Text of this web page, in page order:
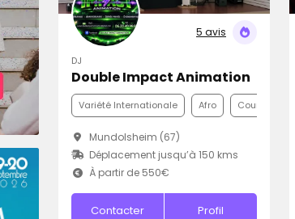
5 avis
DJ
Double Impact Animation
Variété Internationale Afro Country
Mundolsheim (67)
Déplacement jusqu’à 150 kms
À partir de 550€
Contacter Profil